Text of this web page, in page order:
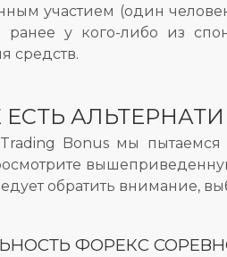
участием (один
ранее у кого-либо из
средств.
ЕСТЬ
Bonus мы пытаемся
обратить внимание,
ФОРЕКС